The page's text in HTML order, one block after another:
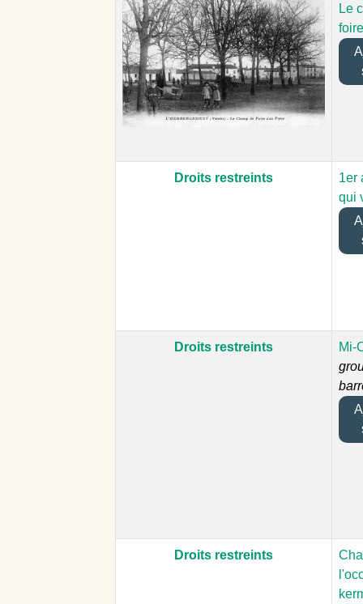
Le
Droits restreints
1er
qui
Droits restreints
Mi-
Droits restreints